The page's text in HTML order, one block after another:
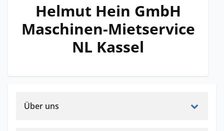
Helmut Hein GmbH
Maschinen-Mietservice
NL Kassel
Über uns